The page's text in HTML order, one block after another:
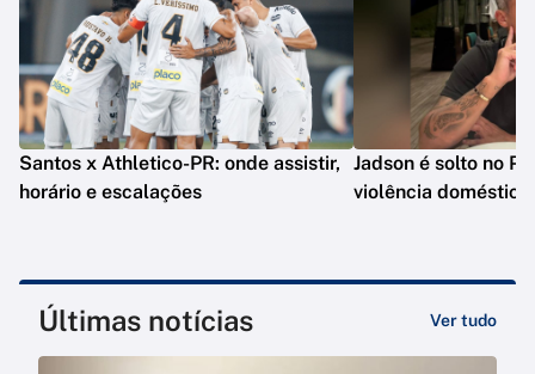
Santos x Athletico-PR: onde assistir,
horário e escalações
Jadson é solto no
violência doméstica
Últimas notícias Ver tudo